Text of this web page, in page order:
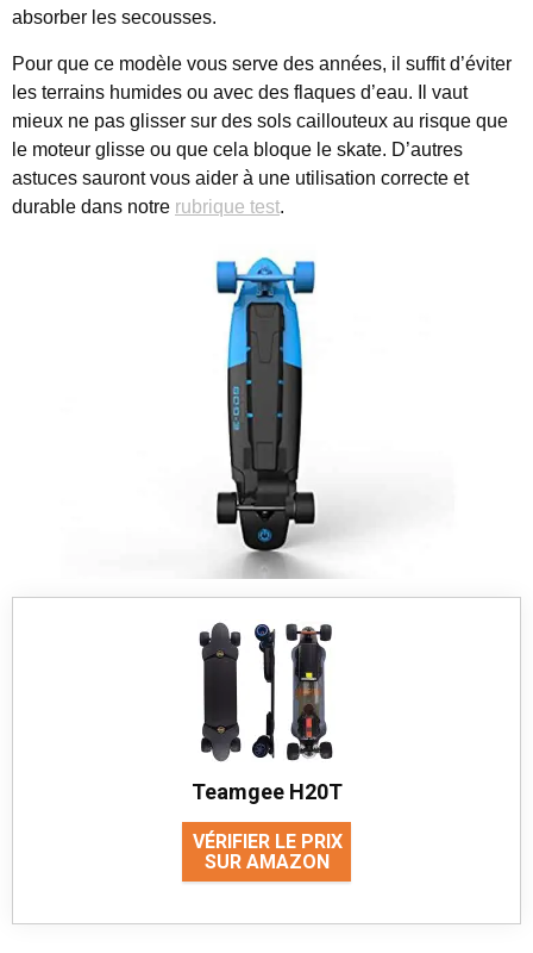
absorber les secousses.
Pour que ce modèle vous serve des années, il suffit d’éviter
les terrains humides ou avec des flaques d’eau. Il vaut
mieux ne pas glisser sur des sols caillouteux au risque que
le moteur glisse ou que cela bloque le skate. D’autres
astuces sauront vous aider à une utilisation correcte et
durable dans notre rubrique test.
Teamgee H20T
VÉRIFIER LE PRIX
SUR AMAZON